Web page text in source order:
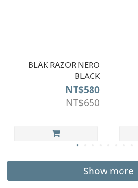
BLÄK RAZOR NERO
BLACK
NT$580
NT$650
Show more